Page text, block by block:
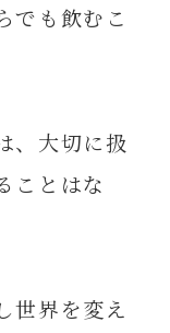
でも飲むこ
、大切に扱
ことはな
世界を変え